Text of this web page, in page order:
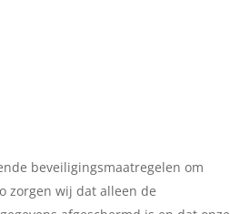
beveiligingsmaatregelen om
zorgen wij dat alleen de